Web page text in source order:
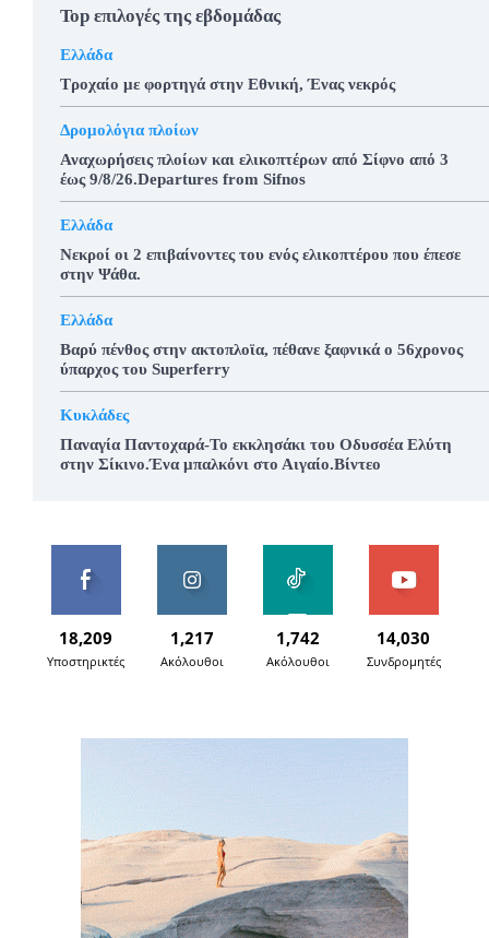
Top επιλογές της εβδομάδας
Ελλάδα
Τροχαίο με φορτηγά στην Εθνική, Ένας νεκρός
Δρομολόγια πλοίων
Αναχωρήσεις πλοίων και ελικοπτέρων από Σίφνο από 3
έως 9/8/26.Departures from Sifnos
Ελλάδα
Νεκροί οι 2 επιβαίνοντες του ενός ελικοπτέρου που έπεσε
στην Ψάθα.
Ελλάδα
Βαρύ πένθος στην ακτοπλοϊα, πέθανε ξαφνικά ο 56χρονος
ύπαρχος του Superferry
Κυκλάδες
Παναγία Παντοχαρά-Το εκκλησάκι του Οδυσσέα Ελύτη
στην Σίκινο.Ένα μπαλκόνι στο Αιγαίο.Βίντεο
18,209
Υποστηρικτές
1,217
Ακόλουθοι
1,742
Ακόλουθοι
14,030
Συνδρομητές